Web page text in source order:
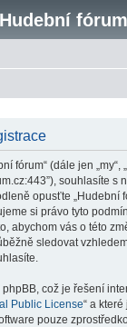
Hudební fórum
fórum“ (dále jen „my“,
souhlasíte
opusťte „Hudební
si právo tyto
abychom vás o této
sledovat
což je řešení
Public License“ a
pouze